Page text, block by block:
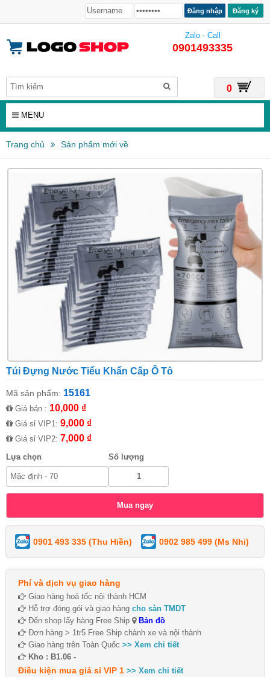
Đăng ký
Zalo - Call
0901493335
0
MENU
Trang chủ Sản phẩm mới về
Túi Đựng Nước Tiểu Khẩn Cấp Ô Tô
Mã sản phẩm: 15161
Giá bán : 10,000 ₫
Giá sỉ VIP1: 9,000 ₫
Giá sỉ VIP2: 7,000 ₫
Lựa chọn Số lượng
0901 493 335 (Thu Hiền) 0902 985 499 (Ms Nhi)
Phí và dịch vụ giao hàng
Giao hàng hoả tốc nội thành HCM
Hỗ trợ đóng gói và giao hàng cho sàn TMDT
Đến shop lấy hàng Free Ship
Bản đồ
Đơn hàng > 1tr5 Free Ship chành xe và nội thành
Giao hàng trên Toàn Quốc >> Xem chi tiết
Kho : B1.06 -
Điều kiện mua giá sỉ VIP 1 >> Xem chi tiết